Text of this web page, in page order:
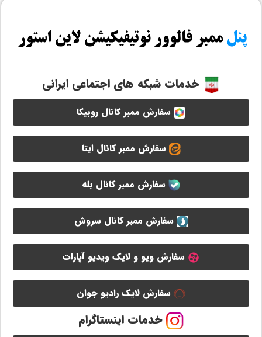
خدمات شبکه های اجتماعی ایرانی
سفارش ممبر کانال روبیکا
سفارش ممبر کانال ایتا
سفارش ممبر کانال بله
سفارش ممبر کانال سروش
سفارش ویو و لایک ویدیو آپارات
سفارش لایک رادیو جوان
خدمات اینستاگرام